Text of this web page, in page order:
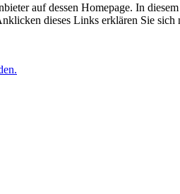
auf dessen Homepage. In
dieses Links erklären Sie sich